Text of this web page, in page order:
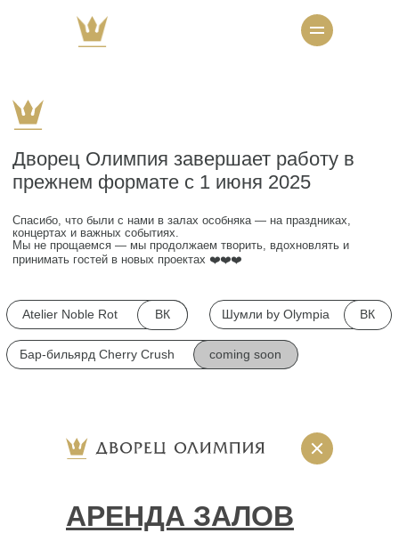
Шумли by Olympia ВК
Atelier Noble Rot ВК
Дворец Олимпия завершает работу в
прежнем формате с 1 июня 2025
Спасибо, что были с нами в залах особняка — на праздниках,
концертах и важных событиях.
Мы не прощаемся — мы продолжаем творить, вдохновлять и
принимать гостей в новых проектах ❤️❤️❤️
Бар-бильярд Cherry Crush coming soon
АРЕНДА ЗАЛОВ